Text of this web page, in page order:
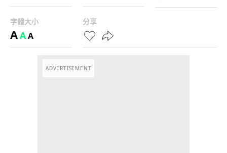
字體大小
AAA
分享
ADVERTISEMENT